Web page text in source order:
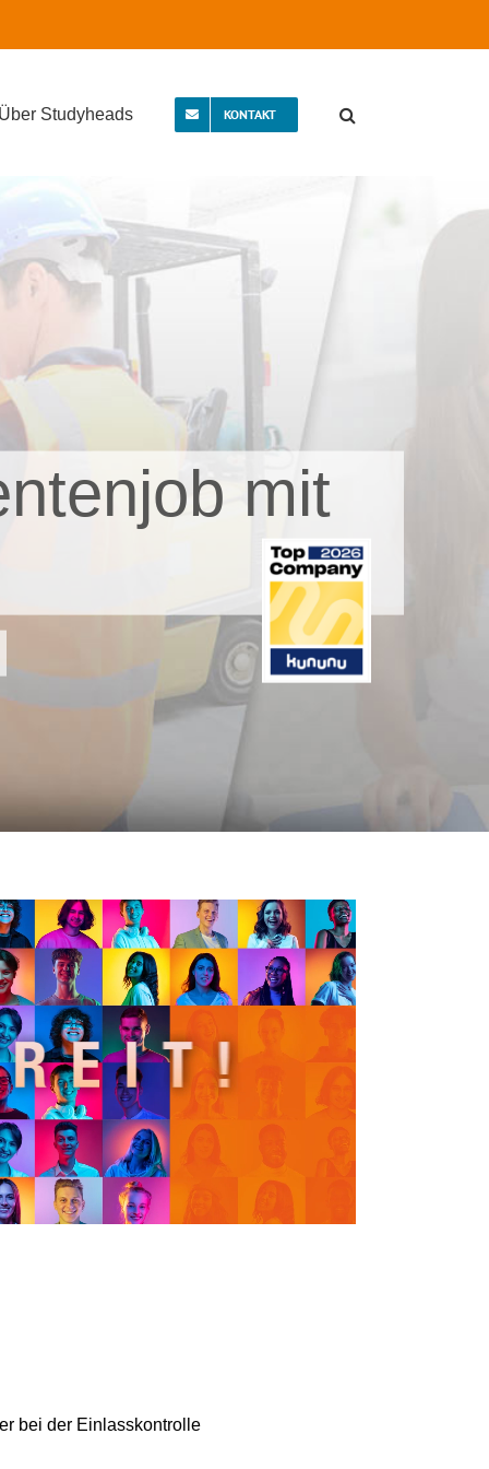
Studyheads KONTAKT
mit
bei der Einlasskontrolle